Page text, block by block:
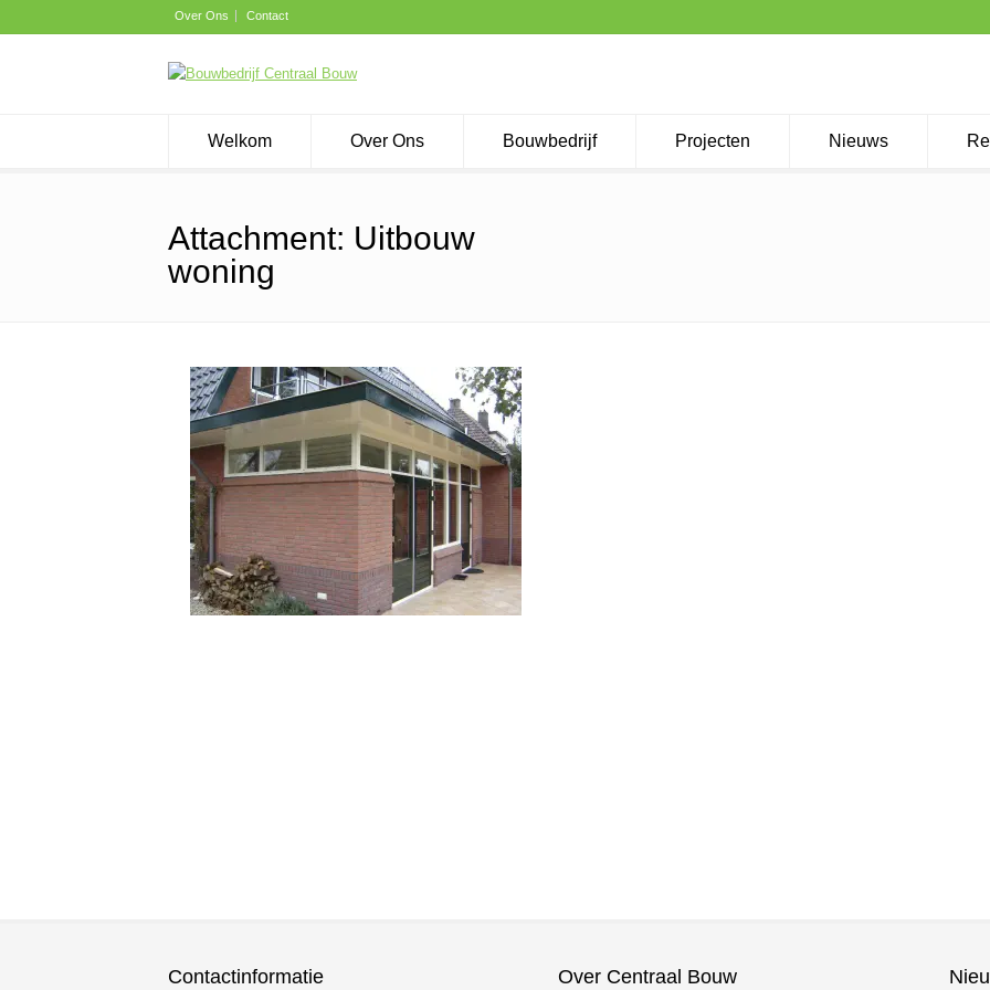
Over Ons Contact
Welkom Over Ons Bouwbedrijf Projecten Nieuws
Attachment: Uitbouw
woning
Contactinformatie Over Centraal Bouw